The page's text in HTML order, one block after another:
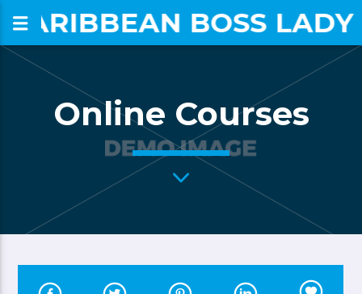
CARIBBEAN BOSS LADY
Online Courses